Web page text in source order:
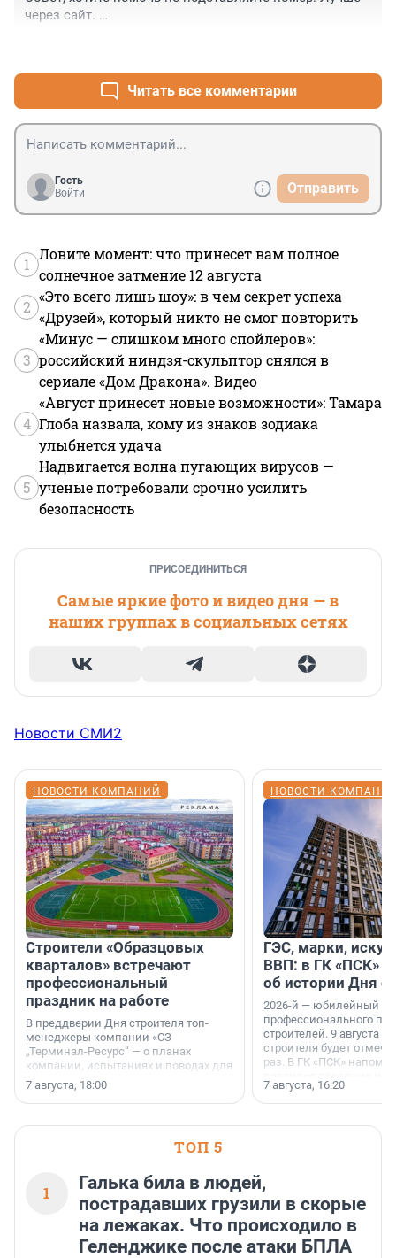
через сайт.
Читать все комментарии
Гость
Войти
Отправить
1
Ловите момент: что принесет вам полное
солнечное затмение 12 августа
2
«Это всего лишь шоу»: в чем секрет успеха
«Друзей», который никто не смог повторить
3
«Минус — слишком много спойлеров»:
российский ниндзя-скульптор снялся в
сериале «Дом Дракона». Видео
4
«Август принесет новые возможности»: Тамара
Глоба назвала, кому из знаков зодиака
улыбнется удача
5
Надвигается волна пугающих вирусов —
ученые потребовали срочно усилить
безопасность
ПРИСОЕДИНИТЬСЯ
Самые яркие фото и видео дня — в
наших группах в социальных сетях
Новости СМИ2
НОВОСТИ КОМПАНИЙ
Строители «Образцовых
кварталов» встречают
профессиональный
праздник на работе
В преддверии Дня строителя топ-
менеджеры компании «СЗ
„Терминал-Ресурс“ — о планах
компании, испытаниях и поводах для
осторожного оптимизма.
7 августа, 18:00
НОВОСТИ
ГЭС, марки,
ВВП: в ГК «ПСК»
об истории Дня
2026-й — юбилейный
профессионального
строителей. 9 августа
строителя будет
раз. В ГК «ПСК»
поменялась роль
7 августа, 16:20
ТОП 5
1
Галька била в людей,
пострадавших грузили в скорые
на лежаках. Что происходило в
Геленджике после атаки БПЛА